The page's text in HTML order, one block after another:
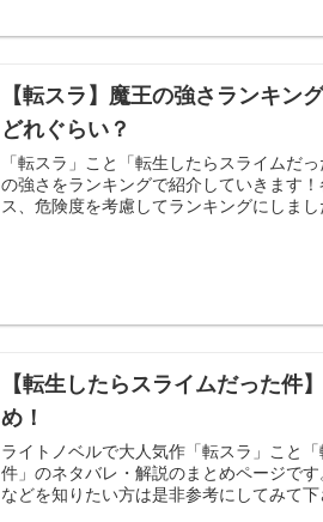
【転スラ】魔王の強さランキン
どれぐらい？
「転スラ」こと「転生したらスライムだ
の強さをランキングで紹介していきます
ス、危険度を考慮してランキングにしまし
【転生したらスライムだった件
め！
ライトノベルで大人気作「転スラ」こと
件」のネタバレ・解説のまとめページで
などを知りたい方は是非参考にしてみて下